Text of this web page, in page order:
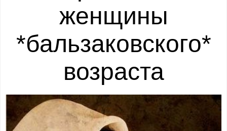
женщины
*бальзаковского*
возраста